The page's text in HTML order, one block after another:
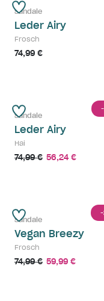
Sandale
Leder Airy
Frosch
74,99 €
Sandale
Leder Airy
Hai
74,99 € 56,24 €
Sandale
Vegan Breezy
Frosch
74,99 € 59,99 €